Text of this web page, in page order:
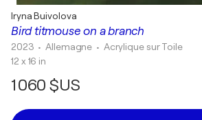
Bird titmouse on a branch
Iryna Buivolova
2023 • Allemagne • Acrylique sur Toile
12 x 16 in
1 060 $US